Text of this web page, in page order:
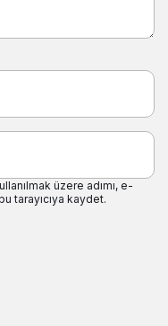
üzere adımı, e-
tarayıcıya kaydet.